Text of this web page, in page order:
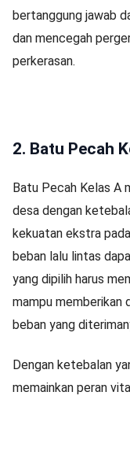
bertanggung jawab
dan mencegah
perkerasan.
2. Batu Pecah
Batu Pecah Kelas A
desa dengan
kekuatan ekstra
beban lalu lintas
yang dipilih harus
mampu memberikan
beban yang
Dengan ketebalan
memainkan peran